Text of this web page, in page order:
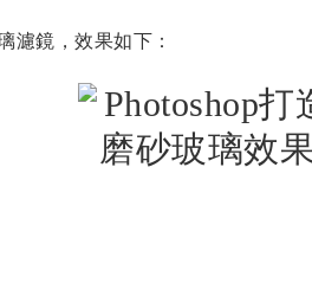
鏡，效果如下：